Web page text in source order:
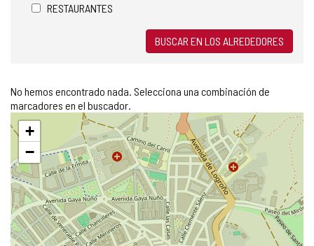
RESTAURANTES
BUSCAR EN LOS ALREDEDORES
No hemos encontrado nada. Selecciona una combinación de
marcadores en el buscador.
Saltar
mapa
+
−